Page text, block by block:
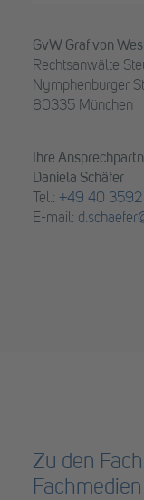
GvW Graf von
Rechtsanwälte
Nymphenburger
80335 München
Ihre
Daniela Schäfer
Tel.: +49 40
E-mail:
Zu den